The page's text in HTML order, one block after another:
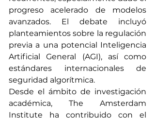
progreso acelerado de modelos
avanzados. El debate incluyó
planteamientos sobre la regulación
previa a una potencial Inteligencia
Artificial General (AGI), así como
estándares internacionales de
seguridad algorítmica.
Desde el ámbito de investigación
académica, The Amsterdam
Institute ha contribuido con el